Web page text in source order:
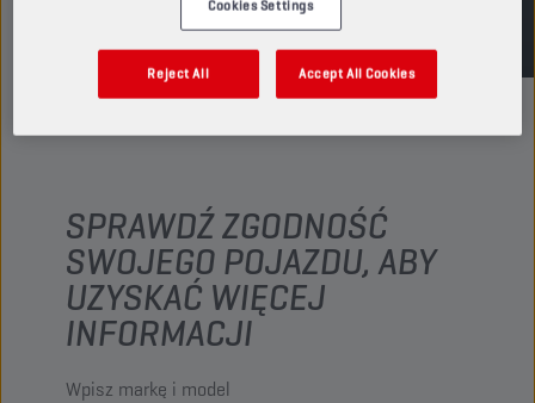
SPRAWDŹ ZGODNOŚĆ
SWOJEGO POJAZDU, ABY
UZYSKAĆ WIĘCEJ
INFORMACJI
Wpisz markę i model
Cookies Settings
Reject All Accept All Cookies